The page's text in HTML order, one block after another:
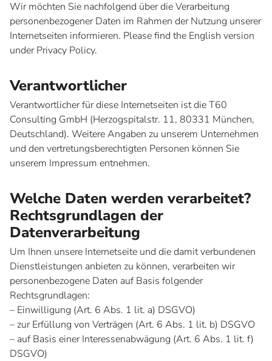
Wir möchten Sie nachfolgend über die Verarbeitung
personenbezogener Daten im Rahmen der Nutzung unserer
Internetseiten informieren. Please find the English version
under Privacy Policy.
Verantwortlicher
Verantwortlicher für diese Internetseiten ist die T60
Consulting GmbH (Herzogspitalstr. 11, 80331 München,
Deutschland). Weitere Angaben zu unserem Unternehmen
und den vertretungsberechtigten Personen können Sie
unserem Impressum entnehmen.
Welche Daten werden verarbeitet?
Rechtsgrundlagen der
Datenverarbeitung
Um Ihnen unsere Internetseite und die damit verbundenen
Dienstleistungen anbieten zu können, verarbeiten wir
personenbezogene Daten auf Basis folgender
Rechtsgrundlagen:
– Einwilligung (Art. 6 Abs. 1 lit. a) DSGVO)
– zur Erfüllung von Verträgen (Art. 6 Abs. 1 lit. b) DSGVO
– auf Basis einer Interessenabwägung (Art. 6 Abs. 1 lit. f)
DSGVO)